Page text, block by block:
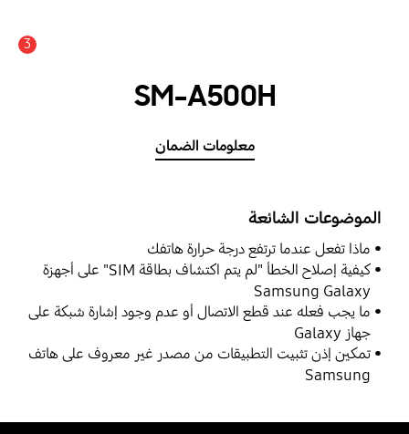
3
SM-A500H
معلومات الضمان
الموضوعات الشائعة
ماذا تفعل عندما ترتفع درجة حرارة هاتفك
كيفية إصلاح الخطأ "لم يتم اكتشاف بطاقة SIM" على أجهزة
Samsung Galaxy
ما يجب فعله عند قطع الاتصال أو عدم وجود إشارة شبكة على
جهاز Galaxy
تمكين إذن تثبيت التطبيقات من مصدر غير معروف على هاتف
Samsung